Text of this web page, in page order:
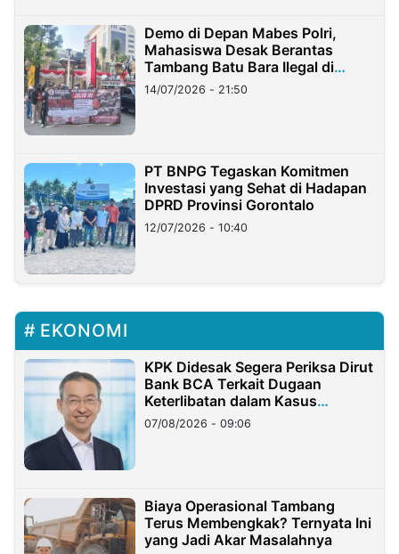
Demo di Depan Mabes Polri,
Mahasiswa Desak Berantas
Tambang Batu Bara Ilegal di
Lampung
14/07/2026 - 21:50
PT BNPG Tegaskan Komitmen
Investasi yang Sehat di Hadapan
DPRD Provinsi Gorontalo
12/07/2026 - 10:40
EKONOMI
KPK Didesak Segera Periksa Dirut
Bank BCA Terkait Dugaan
Keterlibatan dalam Kasus
Hilangnya Dana Nasabah Rp2,58
Miliar
07/08/2026 - 09:06
Biaya Operasional Tambang
Terus Membengkak? Ternyata Ini
yang Jadi Akar Masalahnya